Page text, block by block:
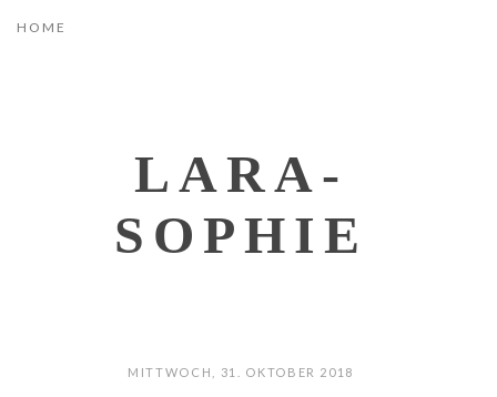
LARA-
SOPHIE
MITTWOCH, 31. OKTOBER 2018